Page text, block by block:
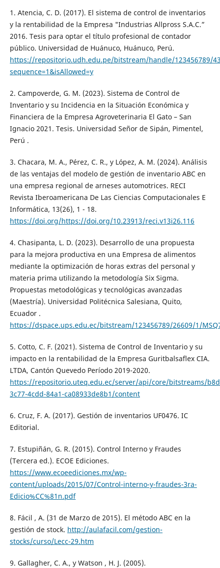
1. Atencia, C. D. (2017). El sistema de control de inventarios
y la rentabilidad de la Empresa "Industrias Allpross S.A.C.”
2016. Tesis para optar el título profesional de contador
público. Universidad de Huánuco, Huánuco, Perú.
https://repositorio.udh.edu.pe/bitstream/handle/123456789/
sequence=1&isAllowed=y
2. Campoverde, G. M. (2023). Sistema de Control de
Inventario y su Incidencia en la Situación Económica y
Financiera de la Empresa Agroveterinaria El Gato – San
Ignacio 2021. Tesis. Universidad Señor de Sipán, Pimentel,
Perú .
3. Chacara, M. A., Pérez, C. R., y López, A. M. (2024). Análisis
de las ventajas del modelo de gestión de inventario ABC en
una empresa regional de arneses automotrices. RECI
Revista Iberoamericana De Las Ciencias Computacionales E
Informática, 13(26), 1 - 18.
https://doi.org/https://doi.org/10.23913/reci.v13i26.116
4. Chasipanta, L. D. (2023). Desarrollo de una propuesta
para la mejora productiva en una Empresa de alimentos
mediante la optimización de horas extras del personal y
materia prima utilizando la metodología Six Sigma.
Propuestas metodológicas y tecnológicas avanzadas
(Maestría). Universidad Politécnica Salesiana, Quito,
Ecuador .
https://dspace.ups.edu.ec/bitstream/123456789/26609/1/
5. Cotto, C. F. (2021). Sistema de Control de Inventario y su
impacto en la rentabilidad de la Empresa Guritbalsaflex CIA.
LTDA, Cantón Quevedo Período 2019-2020.
https://repositorio.uteq.edu.ec/server/api/core/bitstreams/
3c77-4cdd-84a1-ca08933de8b1/content
6. Cruz, F. A. (2017). Gestión de inventarios UF0476. IC
Editorial.
7. Estupiñán, G. R. (2015). Control Interno y Fraudes
(Tercera ed.). ECOE Ediciones.
https://www.ecoeediciones.mx/wp-
content/uploads/2015/07/Control-interno-y-fraudes-3ra-
Edicio%CC%81n.pdf
8. Fácil , A. (31 de Marzo de 2015). El método ABC en la
gestión de stock. http://aulafacil.com/gestion-
stocks/curso/Lecc-29.htm
9. Gallagher, C. A., y Watson , H. J. (2005).